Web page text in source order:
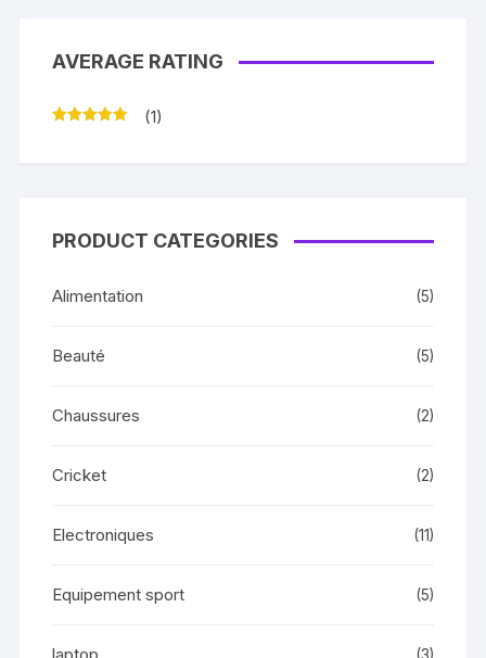
AVERAGE RATING
(1)
PRODUCT CATEGORIES
Alimentation (5)
Beauté (5)
Chaussures (2)
Cricket (2)
Electroniques (11)
Equipement sport (5)